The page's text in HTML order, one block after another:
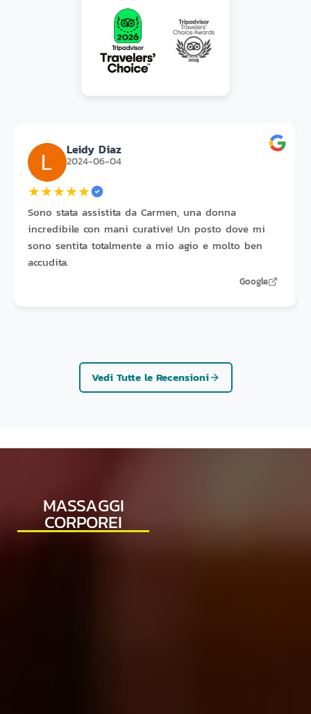
Leidy Diaz
2024-06-04
★★★★★
Sono stata assistita da Carmen, una donna
incredibile con mani curative! Un posto dove mi
sono sentita totalmente a mio agio e molto ben
accudita.
Google
Vedi Tutte le Recensioni
MASSAGGI
CORPOREI